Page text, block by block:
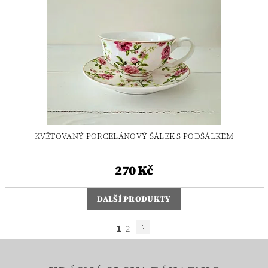
KVĚTOVANÝ PORCELÁNOVÝ ŠÁLEK S PODŠÁLKEM
270 Kč
DALŠÍ PRODUKTY
1 2